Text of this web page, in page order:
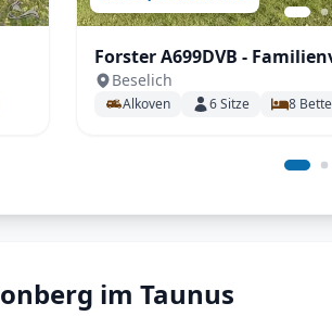
Forster A699DVB -
Beselich
Alkoven 6Sitze 8
im Taunus